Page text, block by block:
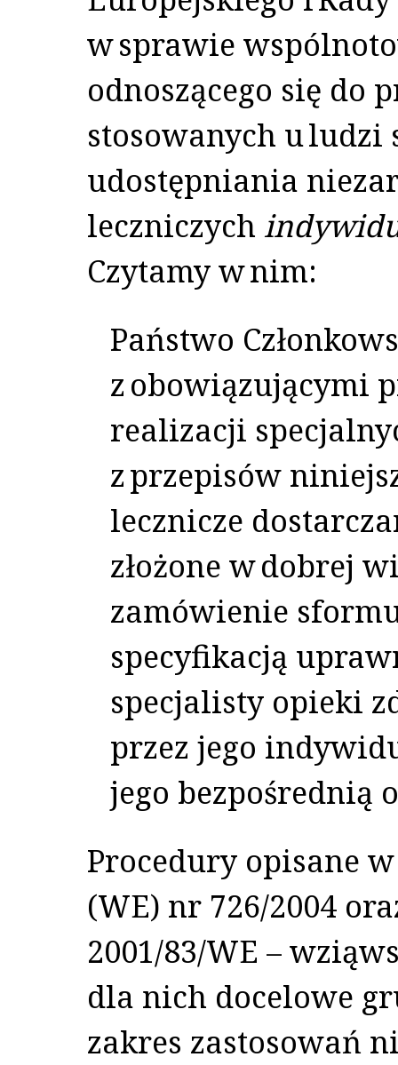
w sprawie
odnoszącego się do
stosowanych u
udostępniania
leczniczych
Czytamy w nim:
Państwo
z obowiązującymi
realizacji
z przepisów
lecznicze
złożone w dobrej
zamówienie
specyfikacją
specjalisty opieki
przez jego
jego bezpośrednią
Procedury opisane
(WE) nr 726/2004
2001/83/WE –
dla nich docelowe
zakres zastosowań